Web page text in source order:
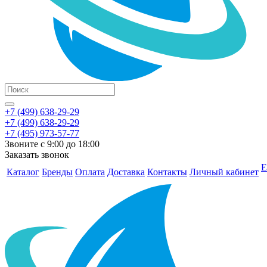
+7 (499) 638-29-29
+7 (499) 638-29-29
+7 (495) 973-57-77
Звоните с 9:00 до 18:00
Заказать звонок
Каталог Бренды Оплата Доставка Контакты Личный кабинет